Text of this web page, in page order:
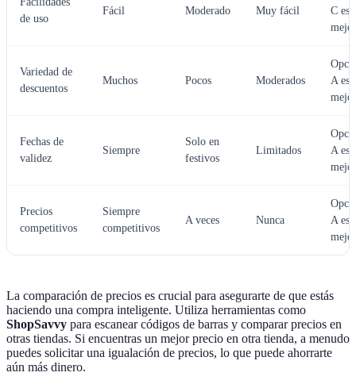
de uso
Fácil Moderado Muy fácil
C es
mejor
Variedad de
descuentos
Muchos Pocos Moderados
A es
mejor
Fechas de
validez
Siempre
Solo en
festivos
Limitados
A es
mejor
Precios
competitivos
Siempre
competitivos
A veces Nunca
A es
mejor
La comparación de precios es crucial para asegurarte de que estás
haciendo una compra inteligente. Utiliza herramientas como
ShopSavvy para escanear códigos de barras y comparar precios en
otras tiendas. Si encuentras un mejor precio en otra tienda, a menudo
puedes solicitar una igualación de precios, lo que puede ahorrarte
aún más dinero.